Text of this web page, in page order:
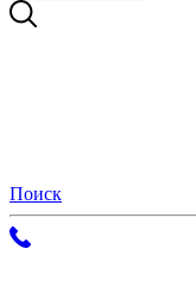
Поиск